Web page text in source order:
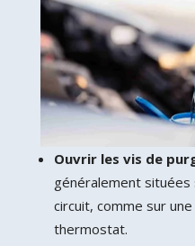
Ouvrir les vis de
généralement situées
circuit, comme sur
thermostat.